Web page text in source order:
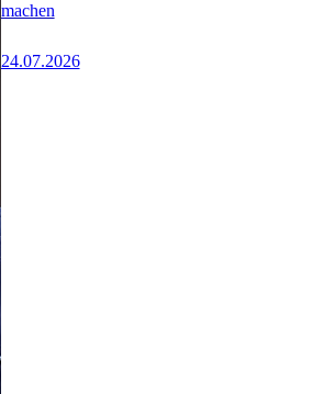
machen
24.07.2026